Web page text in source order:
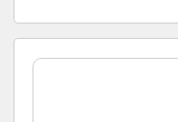
Tổng quan các